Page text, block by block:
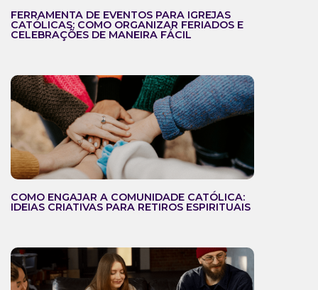
FERRAMENTA DE EVENTOS PARA IGREJAS
CATÓLICAS: COMO ORGANIZAR FERIADOS E
CELEBRAÇÕES DE MANEIRA FÁCIL
COMO ENGAJAR A COMUNIDADE CATÓLICA:
IDEIAS CRIATIVAS PARA RETIROS ESPIRITUAIS